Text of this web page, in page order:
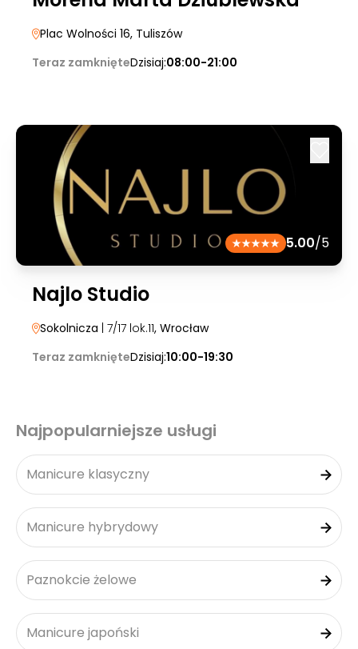
Plac Wolności 16, Tuliszów
Teraz zamknięteDzisiaj:08:00-21:00
5.00/5
Najlo Studio
Sokolnicza | 7/17 lok.11, Wrocław
Teraz zamknięteDzisiaj:10:00-19:30
Najpopularniejsze usługi
Manicure klasyczny
Manicure hybrydowy
Paznokcie żelowe
Manicure japoński